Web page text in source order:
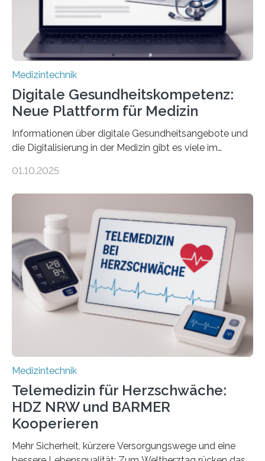
Einfluss nehmen. Das eröffnet…
Medizintechnik
Digitale Gesundheitskompetenz:
Neue Plattform für Medizin
Informationen über digitale Gesundheitsangebote und
die Digitalisierung in der Medizin gibt es viele im
seriösen und wissenschaftlich abgesicherten Inhalten?
Forscherinnen der Technischen Universität Dresden
(TUD) richtet sich das Portal sowohl an Patientinnen
und Patienten, aber ebenso an medizinisches
Fachpersonal. Für all diese Zielgruppen bietet sie
speziell zugeschnittene Informationen, um deren
digitale Gesundheitskompetenz zu steigern. MiHUBx ist
01.10.2025
Medizintechnik
Telemedizin für Herzschwäche:
HDZ NRW und BARMER
Kooperieren
Mehr Sicherheit, kürzere Versorgungswege und eine